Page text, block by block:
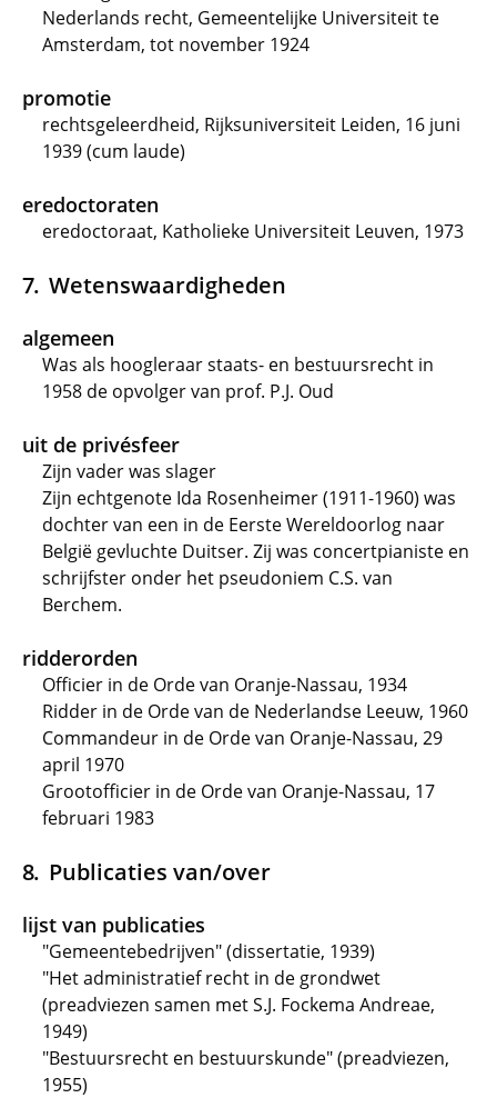
Nederlands recht, Gemeentelijke Universiteit te
Amsterdam, tot november 1924
promotie
rechtsgeleerdheid, Rijksuniversiteit Leiden, 16 juni
1939 (cum laude)
eredoctoraten
eredoctoraat, Katholieke Universiteit Leuven, 1973
Wetenswaardigheden
algemeen
Was als hoogleraar staats- en bestuursrecht in
1958 de opvolger van prof. P.J. Oud
uit de privésfeer
Zijn vader was slager
Zijn echtgenote Ida Rosenheimer (1911-1960) was
dochter van een in de Eerste Wereldoorlog naar
België gevluchte Duitser. Zij was concertpianiste en
schrijfster onder het pseudoniem C.S. van
Berchem.
ridderorden
Officier in de Orde van Oranje-Nassau, 1934
Ridder in de Orde van de Nederlandse Leeuw, 1960
Commandeur in de Orde van Oranje-Nassau, 29
april 1970
Grootofficier in de Orde van Oranje-Nassau, 17
februari 1983
Publicaties van/over
lijst van publicaties
"Gemeentebedrijven" (dissertatie, 1939)
"Het administratief recht in de grondwet
(preadviezen samen met S.J. Fockema Andreae,
1949)
"Bestuursrecht en bestuurskunde" (preadviezen,
1955)